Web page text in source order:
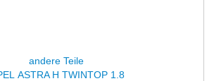
andere Teile
ASTRA H TWINTOP 1.8